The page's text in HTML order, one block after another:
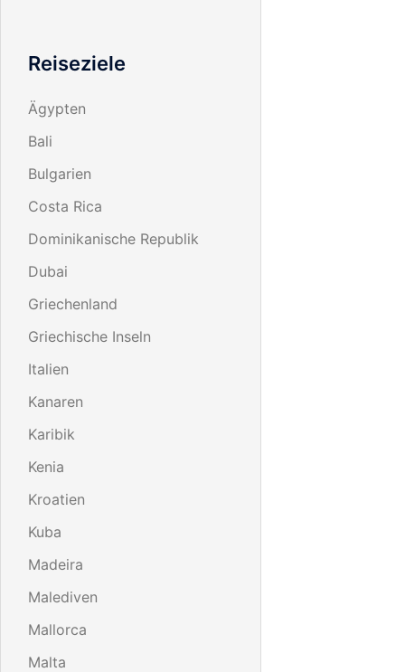
Reiseziele
Ägypten
Bali
Bulgarien
Costa Rica
Dominikanische Republik
Dubai
Griechenland
Griechische Inseln
Italien
Kanaren
Karibik
Kenia
Kroatien
Kuba
Madeira
Malediven
Mallorca
Malta